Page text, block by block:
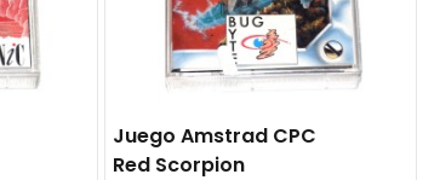
Juego Amstrad CPC
Red Scorpion